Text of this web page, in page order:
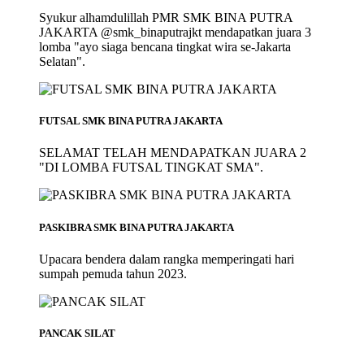
Syukur alhamdulillah PMR SMK BINA PUTRA
JAKARTA @smk_binaputrajkt mendapatkan juara 3
lomba "ayo siaga bencana tingkat wira se-Jakarta
Selatan".
FUTSAL SMK BINA PUTRA JAKARTA
SELAMAT TELAH MENDAPATKAN JUARA 2
"DI LOMBA FUTSAL TINGKAT SMA".
PASKIBRA SMK BINA PUTRA JAKARTA
Upacara bendera dalam rangka memperingati hari
sumpah pemuda tahun 2023.
PANCAK SILAT